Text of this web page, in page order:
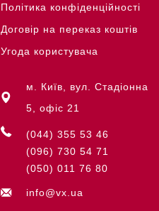
Політика конфіденційності
Договір на переказ коштів
Угода користувача
м. Київ, вул. Стадіонна
5, офіс 21
(044) 355 53 46
(096) 730 54 71
(050) 011 76 80
info@vx.ua